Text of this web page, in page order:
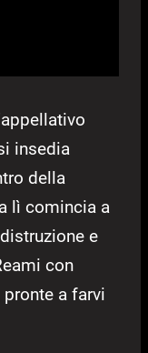
insedia
della
lì comincia a
e
con
a farvi